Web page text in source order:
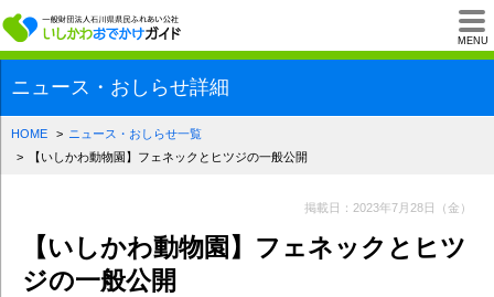
MENU
一般財団法人石川
ニュース・おしらせ詳細
HOME
ニュース・おしらせ一覧
【いしかわ動物園】フェネックとヒツジの一般公開
掲載日：2023年7月28日（金）
【いしかわ動物園】フェネックとヒツ
ジの一般公開